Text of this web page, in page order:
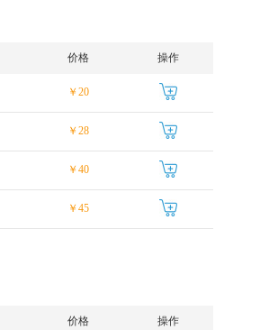
价格 操作
￥20
￥28
￥40
￥45
价格 操作